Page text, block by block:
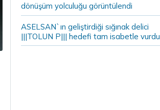
dönüşüm yolculuğu görüntülendi
ASELSAN`ın geliştirdiği sığınak delici
|||TOLUN P||| hedefi tam isabetle vurdu